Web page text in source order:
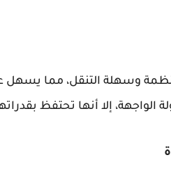
وسهلة التنقل، مما يسهل
إلا أنها تحتفظ